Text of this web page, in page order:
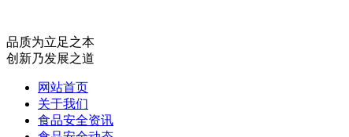
品质为立足之本
创新乃发展之道
网站首页
关于我们
食品安全资讯